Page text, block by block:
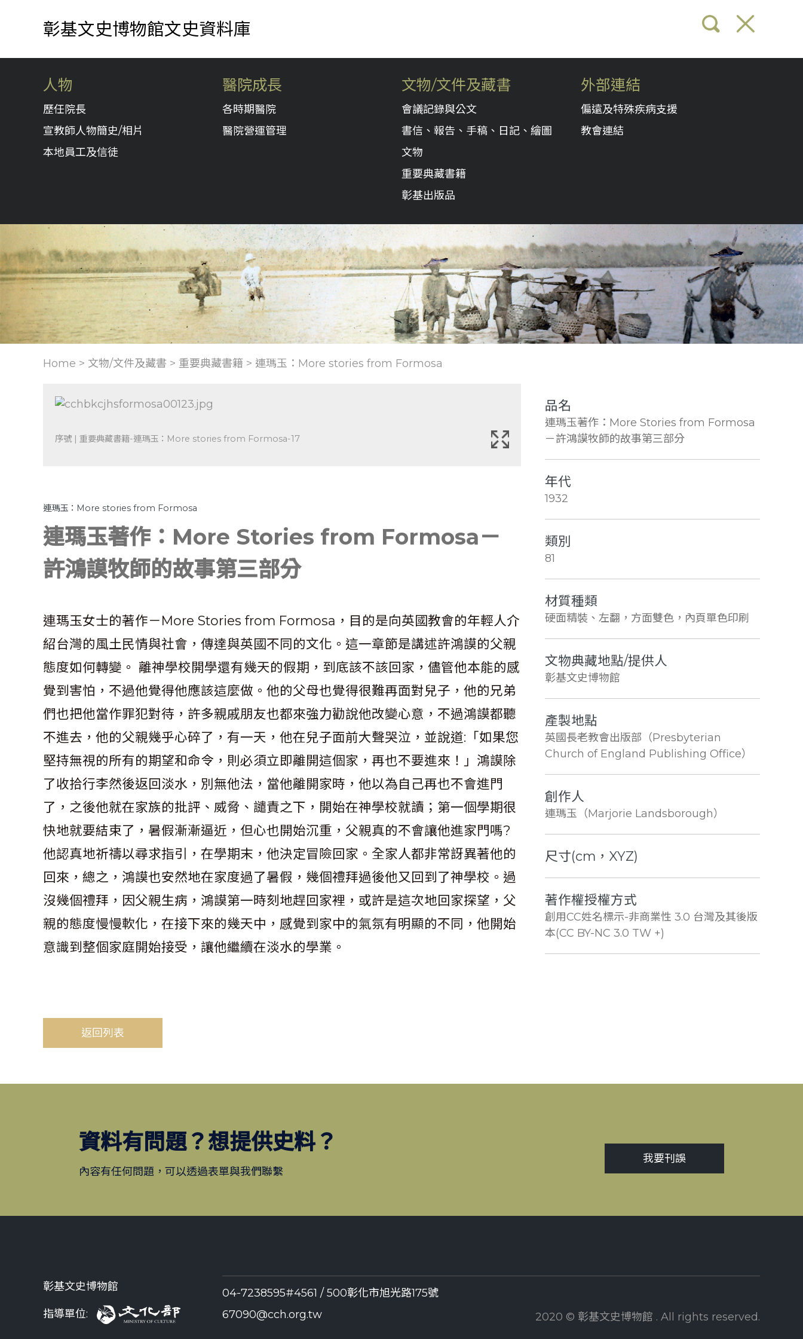
彰基文史博物館文史資料庫
人物
歷任院長
宣教師人物簡史/相片
本地員工及信徒
醫院成長
各時期醫院
醫院營運管理
文物/文件及藏書
會議記錄與公文
書信、報告、手稿、日記、繪圖
文物
重要典藏書籍
彰基出版品
外部連結
偏遠及特殊疾病支援
教會連結
Home > 文物/文件及藏書 > 重要典藏書籍 > 連瑪玉：More stories from Formosa
序號 | 重要典藏書籍-連瑪玉：More stories from Formosa-17
連瑪玉：More stories from Formosa
連瑪玉著作：More Stories from Formosa－
許鴻謨牧師的故事第三部分
連瑪玉女士的著作－More Stories from Formosa，目的是向英國教會的年輕人介
紹台灣的風土民情與社會，傳達與英國不同的文化。這一章節是講述許鴻謨的父親
態度如何轉變。 離神學校開學還有幾天的假期，到底該不該回家，儘管他本能的感
覺到害怕，不過他覺得他應該這麼做。他的父母也覺得很難再面對兒子，他的兄弟
們也把他當作罪犯對待，許多親戚朋友也都來強力勸說他改變心意，不過鴻謨都聽
不進去，他的父親幾乎心碎了，有一天，他在兒子面前大聲哭泣，並說道:「如果您
堅持無視的所有的期望和命令，則必須立即離開這個家，再也不要進來！」鴻謨除
了收拾行李然後返回淡水，別無他法，當他離開家時，他以為自己再也不會進門
了，之後他就在家族的批評、威脅、譴責之下，開始在神學校就讀；第一個學期很
快地就要結束了，暑假漸漸逼近，但心也開始沉重，父親真的不會讓他進家門嗎?
他認真地祈禱以尋求指引，在學期末，他決定冒險回家。全家人都非常訝異著他的
回來，總之，鴻謨也安然地在家度過了暑假，幾個禮拜過後他又回到了神學校。過
沒幾個禮拜，因父親生病，鴻謨第一時刻地趕回家裡，或許是這次地回家探望，父
親的態度慢慢軟化，在接下來的幾天中，感覺到家中的氣氛有明顯的不同，他開始
意識到整個家庭開始接受，讓他繼續在淡水的學業。
返回列表
品名
連瑪玉著作：More Stories from Formosa
－許鴻謨牧師的故事第三部分
年代
1932
類別
81
材質種類
硬面精裝、左翻，方面雙色，內頁單色印刷
文物典藏地點/提供人
彰基文史博物館
產製地點
英國長老教會出版部（Presbyterian
Church of England Publishing Office）
創作人
連瑪玉（Marjorie Landsborough）
尺寸(cm，XYZ)
著作權授權方式
創用CC姓名標示-非商業性 3.0 台灣及其後版
本(CC BY-NC 3.0 TW +)
資料有問題？想提供史料？
內容有任何問題，可以透過表單與我們聯繫
我要刊誤
彰基文史博物館
指導單位:
04-7238595#4561 / 500彰化市旭光路175號
67090@cch.org.tw
2020 © 彰基文史博物館 . All rights reserved.